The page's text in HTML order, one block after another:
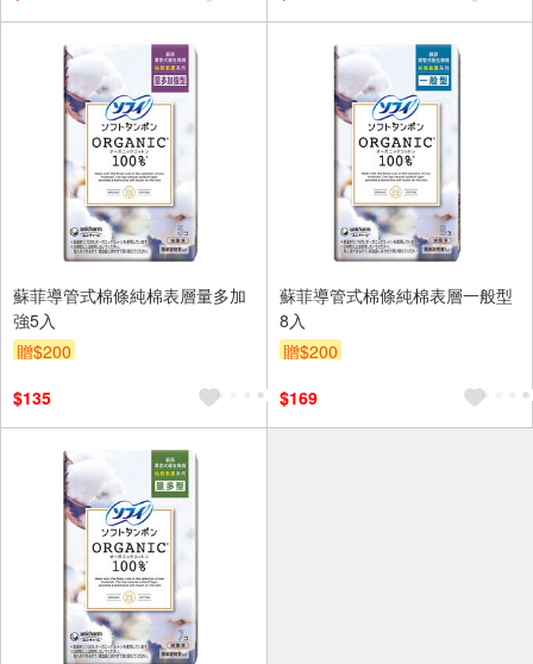
蘇菲導管式棉條純棉表層量多加
強5入
贈$200
$135
蘇菲導管式棉條純棉表層一般型
8入
贈$200
$169